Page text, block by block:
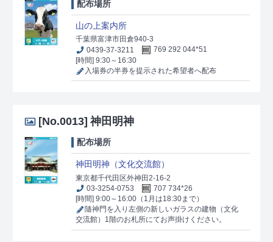
配布場所
山の上案内所
千葉県富津市田倉940-3
0439-37-3211
769 292 044*51
[時間] 9:30～16:30
入場券の半券を提示された希望者へ配布
[No.0013] 神田明神
配布場所
神田明神（文化交流館）
東京都千代田区外神田2-16-2
03-3254-0753
707 734*26
[時間] 9:00～16:00（1月は18:30まで）
隨神門を入り左側の新しいガラスの建物（文化
交流館）1階のお札所にてお声掛けください。